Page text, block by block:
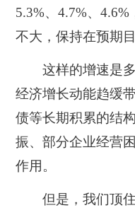
5.3%、4.7%、
不大，保持在预期
这样的增速是多
经济增长动能趋缓
债等长期积累的结
振、部分企业经营
作用。
但是，我们顶住